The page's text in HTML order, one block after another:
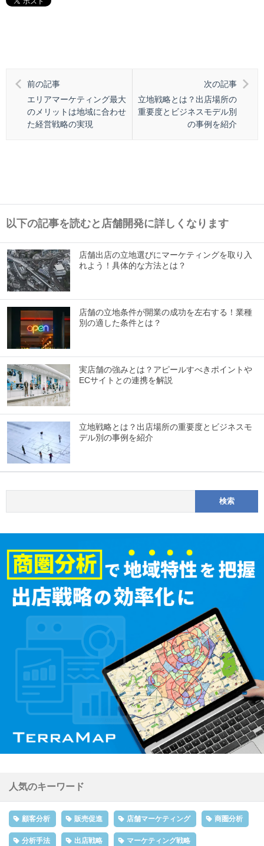
前の記事
エリアマーケティング最大
のメリットは地域に合わせ
た経営戦略の実現
次の記事
立地戦略とは？出店場所の
重要度とビジネスモデル別
の事例を紹介
以下の記事を読むと店舗開発に詳しくなります
店舗出店の立地選びにマーケティングを取り入
れよう！具体的な方法とは？
店舗の立地条件が開業の成功を左右する！業種
別の適した条件とは？
実店舗の強みとは？アピールすべきポイントや
ECサイトとの連携を解説
立地戦略とは？出店場所の重要度とビジネスモ
デル別の事例を紹介
人気のキーワード
顧客分析 販売促進 店舗マーケティング 商圏分析
分析手法 出店戦略 マーケティング戦略